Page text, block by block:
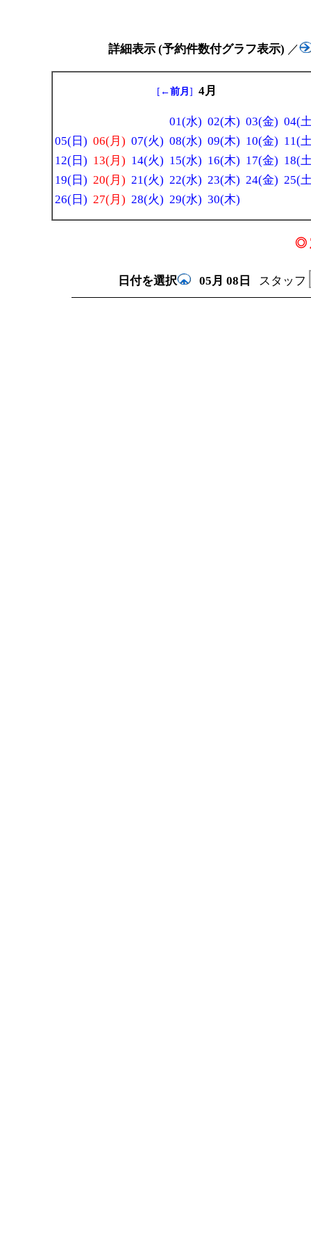
詳細表示 (予約件数付グラフ表示) ／
[ ←前月 ] 4月
01(水) 02(木) 03(金) 04(
05(日) 06(月) 07(火) 08(水) 09(木) 10(金) 11(
12(日) 13(月) 14(火) 15(水) 16(木) 17(金) 18(
19(日) 20(月) 21(火) 22(水) 23(木) 24(金) 25(
26(日) 27(月) 28(火) 29(水) 30(木)
◎
日付を選択 05月 08日 スタッフ